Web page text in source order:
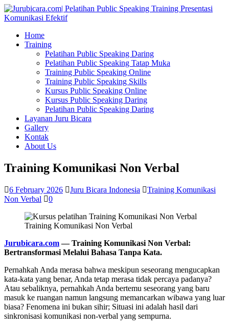
Home
Training
Pelatihan Public Speaking Daring
Pelatihan Public Speaking Tatap Muka
Training Public Speaking Online
Training Public Speaking Skills
Kursus Public Speaking Online
Kursus Public Speaking Daring
Pelatihan Public Speaking Daring
Layanan Juru Bicara
Gallery
Kontak
About Us
Training Komunikasi Non Verbal
6 February 2026 Juru Bicara Indonesia
Training Komunikasi
Non Verbal
0
Training Komunikasi Non Verbal
Jurubicara.com— Training Komunikasi Non Verbal:
Bertransformasi Melalui Bahasa Tanpa Kata.
Pernahkah Anda merasa bahwa meskipun seseorang mengucapkan
kata-kata yang benar, Anda tetap merasa tidak percaya padanya?
Atau sebaliknya, pernahkah Anda bertemu seseorang yang baru
masuk ke ruangan namun langsung memancarkan wibawa yang luar
biasa? Fenomena ini bukan sihir; Situasi ini adalah hasil dari
sinkronisasi komunikasi non-verbal yang sempurna.